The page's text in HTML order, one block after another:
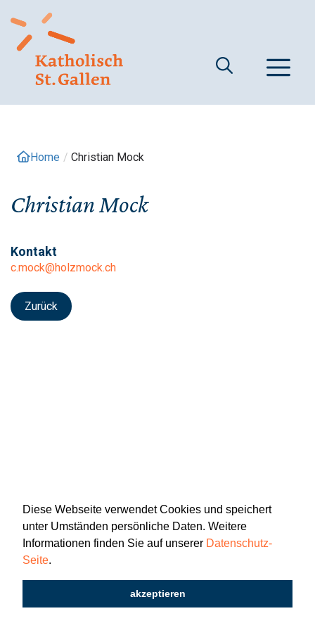
Diese Webseite verwendet Cookies und speichert
unter Umständen persönliche Daten. Weitere
Informationen finden Sie auf unserer Datenschutz-
Seite.
akzeptieren
zum
Inhalt
Home / Christian Mock
Christian Mock
Kontakt
c.mock@holzmock.ch
Zurück
Newsletter Impressum
Datenschutz
2026 © Katholisch St. Gallen